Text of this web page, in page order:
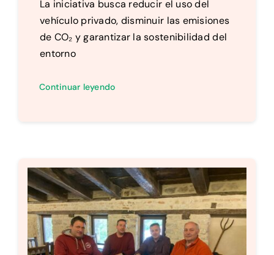
La iniciativa busca reducir el uso del
vehículo privado, disminuir las emisiones
de CO₂ y garantizar la sostenibilidad del
entorno
Continuar leyendo